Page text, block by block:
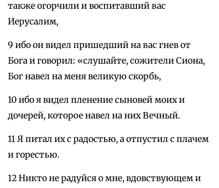
также огорчили и воспитавший вас
Иерусалим,
9 ибо он видел пришедший на вас гнев от
Бога и говорил: «слушайте, сожители Сиона,
Бог навел на меня великую скорбь,
10 ибо я видел пленение сыновей моих и
дочерей, которое навел на них Вечный.
11 Я питал их с радостью, а отпустил с плачем
и горестью.
12 Никто не радуйся о мне, вдовствующем и